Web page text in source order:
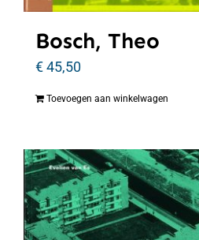
Bosch, Theo
€45,50
Toevoegen aan winkelwagen